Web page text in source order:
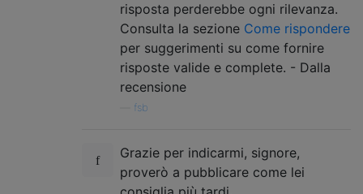
risposta perderebbe ogni rilevanza.
Consulta la sezione Come rispondere
per suggerimenti su come fornire
risposte valide e complete. - Dalla
recensione
fsb
Grazie per indicarmi, signore,
proverò a pubblicare come lei